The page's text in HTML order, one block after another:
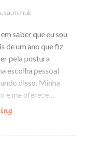
saber que eu sou
de um ano que fiz
pela postura
escolha pessoal
disso. Minha
e me oferece…
em